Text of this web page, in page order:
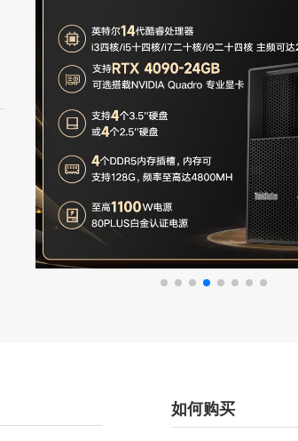
如何购买